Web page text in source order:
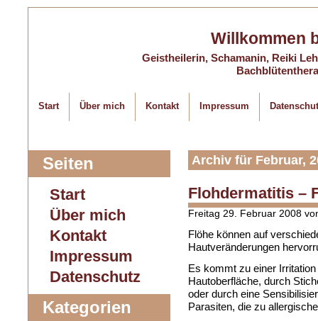
Willkommen
Geistheilerin, Schamanin, Reiki
Start Über mich Kontakt Impressum
Archiv für Februar,
Flohdermatitis –
Freitag 29. Februar 2008
Flöhe können auf
Hautveränderungen
Es kommt zu einer
Hautoberfläche, durch
oder durch eine
Parasiten, die zu
Seiten
Start
Über mich
Kontakt
Impressum
Datenschutz
Kategorien